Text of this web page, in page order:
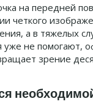
на передней
четкого
а в тяжелых
уже не
зрение